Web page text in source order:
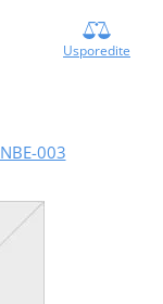
Usporedite
003